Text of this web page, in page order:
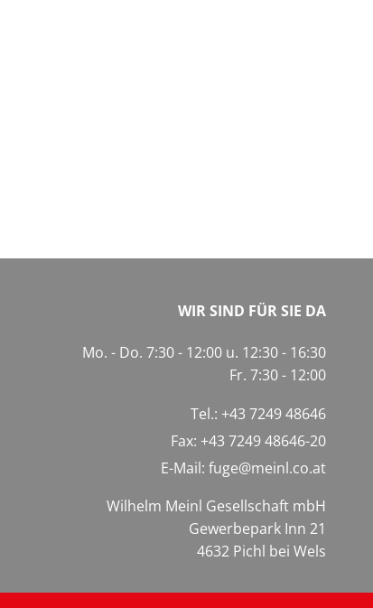
WIR SIND FÜR SIE DA
Mo. - Do. 7:30 - 12:00 u. 12:30 - 16:30
Fr. 7:30 - 12:00
Tel.: +43 7249 48646
Fax: +43 7249 48646-20
E-Mail: fuge@meinl.co.at
Wilhelm Meinl Gesellschaft mbH
Gewerbepark Inn 21
4632 Pichl bei Wels